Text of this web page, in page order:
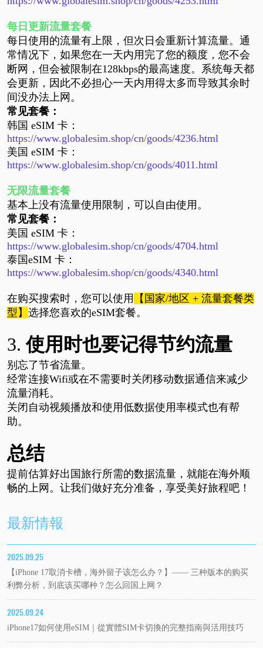
每日更新流量套餐
每日使用的流量有上限，但次日会重新计算流量。通
常情况下，如果您在一天内用完了您的额度，您不会
断网，但会被限制在128kbps的最高速度。系统每天都
会更新，因此不必担心一天内用得太多而导致其余时
间没办法上网。
常见套餐：
韩国 eSIM 卡：
https://www.globalesim.shop/cn/goods/4236.html
美国 eSIM 卡：
https://www.globalesim.shop/cn/goods/4011.html
无限流量套餐
基本上没有流量使用限制，可以自由使用。
常见套餐：
美国 eSIM 卡：
https://www.globalesim.shop/cn/goods/4704.html
泰国eSIM 卡：
https://www.globalesim.shop/cn/goods/4340.html
在购买搜索时，您可以使用 【国家/地区 + 流量套餐类
型】 选择您喜欢的eSIM套餐。
3.使用时也要记得节约流量
别忘了节省流量。
经常连接Wifi或在不需要时关闭移动数据通信来减少
流量消耗。
关闭自动视频播放和使用低数据使用率模式也有帮
助。
总结
提前估算好出国旅行所需的数据流量，就能在海外顺
畅的上网。让我们做好充分准备，享受美好旅程吧！
最新情報
2025.09.25
【iPhone 17取消卡槽，海外留子该怎么办？】—— 三种版本的购买
利弊分析，到底该买哪种？怎么回国上网？
2025.09.24
iPhone17如何使用eSIM｜從實體SIM卡切換的完整指南與活用技巧